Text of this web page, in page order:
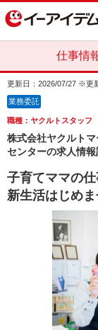
仕事情
更新日：2026/07/27 ※更
業務委託
職種：ヤクルトスタッフ
株式会社ヤクルト
センターの求人情
子育てママの
新生活はじめま